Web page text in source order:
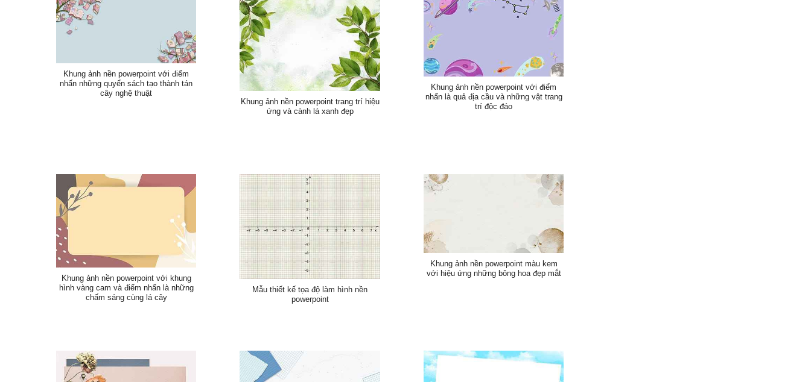
Khung ảnh nền powerpoint với điểm
nhấn những quyển sách tạo thành tán
cây nghệ thuật
Khung ảnh nền powerpoint trang trí hiệu
ứng và cành lá xanh đẹp
Khung ảnh nền powerpoint với điểm
nhấn là quả địa cầu và những vật trang
trí độc đáo
Khung ảnh nền powerpoint với khung
hình vàng cam và điểm nhấn là những
chấm sáng cùng lá cây
Mẫu thiết kế tọa độ làm hình nền
powerpoint
Khung ảnh nền powerpoint màu kem
với hiệu ứng những bông hoa đẹp mắt